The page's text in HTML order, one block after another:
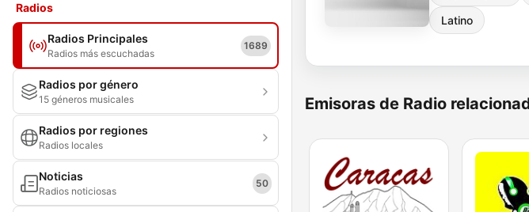
Radios
Radios Principales
Radios más escuchadas
1689
Radios por género
15 géneros musicales
Radios por regiones
Radios locales
Noticias
Radios noticiosas
50
Latino
Emisoras de Radio